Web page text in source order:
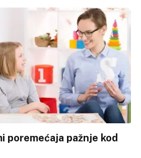
poremećaja pažnje kod